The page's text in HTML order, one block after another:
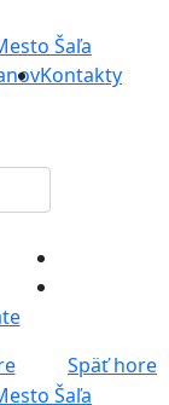
Kontakty
Späť hore